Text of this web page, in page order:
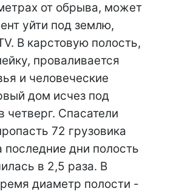
от обрыва, может
уйти под землю,
В карстовую полость,
проваливается
и человеческие
дом исчез под
четверг. Спасатели
72 грузовика
последние дни полость
в 2,5 раза. В
диаметр полости -